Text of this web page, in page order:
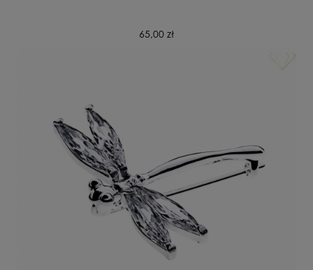
65,00 zł